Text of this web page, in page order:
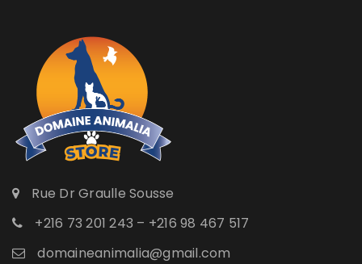
SE CONNECTER
DE PASSE PERDU ?
Rue Dr Graulle Sousse
+216 73 201 243 – +216 98 467 517
domaineanimalia@gmail.com